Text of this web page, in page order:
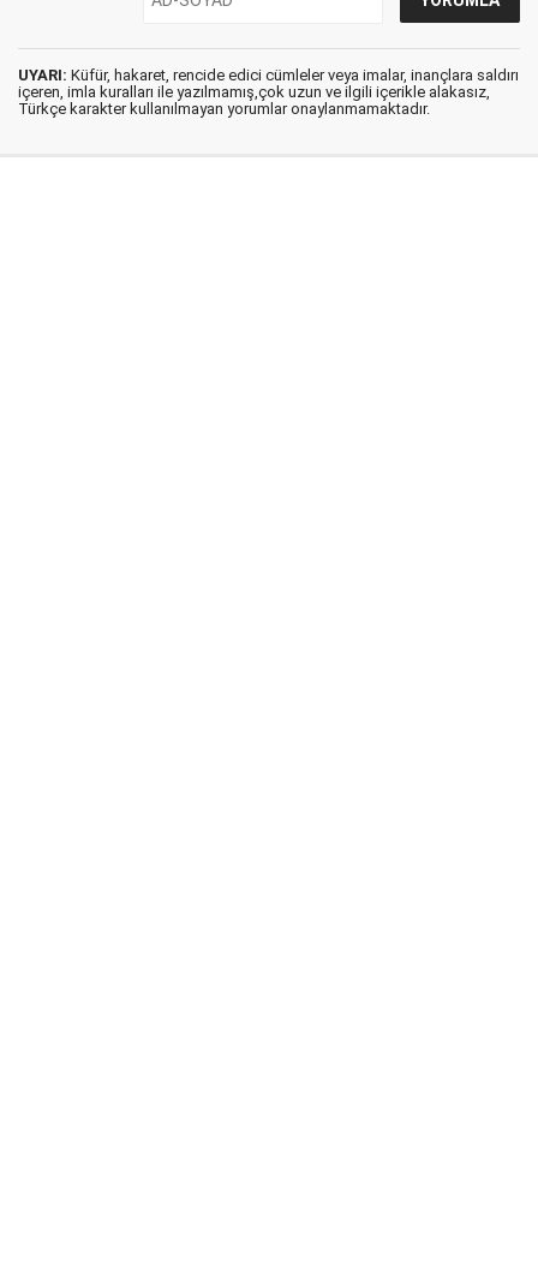
UYARI: Küfür, hakaret, rencide edici cümleler veya imalar, inançlara saldırı
içeren, imla kuralları ile yazılmamış,çok uzun ve ilgili içerikle alakasız,
Türkçe karakter kullanılmayan yorumlar onaylanmamaktadır.